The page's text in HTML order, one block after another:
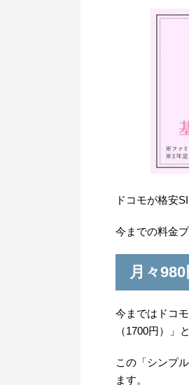
ドコモが格安
今までの料金
月々
今まではドコ
（1700円）」
この「シンプ
ます。